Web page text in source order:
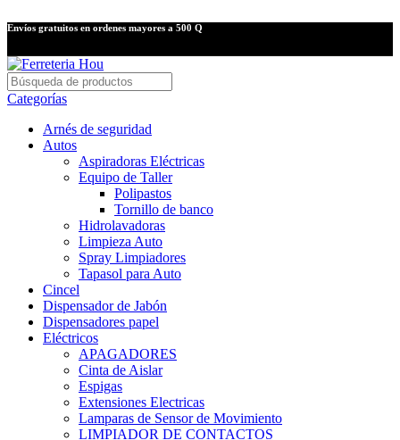
Envíos gratuitos en ordenes mayores a 500 Q
Categorías
Arnés de seguridad
Autos
Aspiradoras Eléctricas
Equipo de Taller
Polipastos
Tornillo de banco
Hidrolavadoras
Limpieza Auto
Spray Limpiadores
Tapasol para Auto
Cincel
Dispensador de Jabón
Dispensadores papel
Eléctricos
APAGADORES
Cinta de Aislar
Espigas
Extensiones Electricas
Lamparas de Sensor de Movimiento
LIMPIADOR DE CONTACTOS